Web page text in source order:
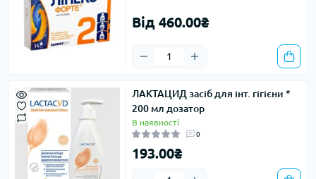
Від 460.00₴
ЛАКТАЦИД засіб для інт. гігієни *
200 мл дозатор
В наявності
0
193.00₴